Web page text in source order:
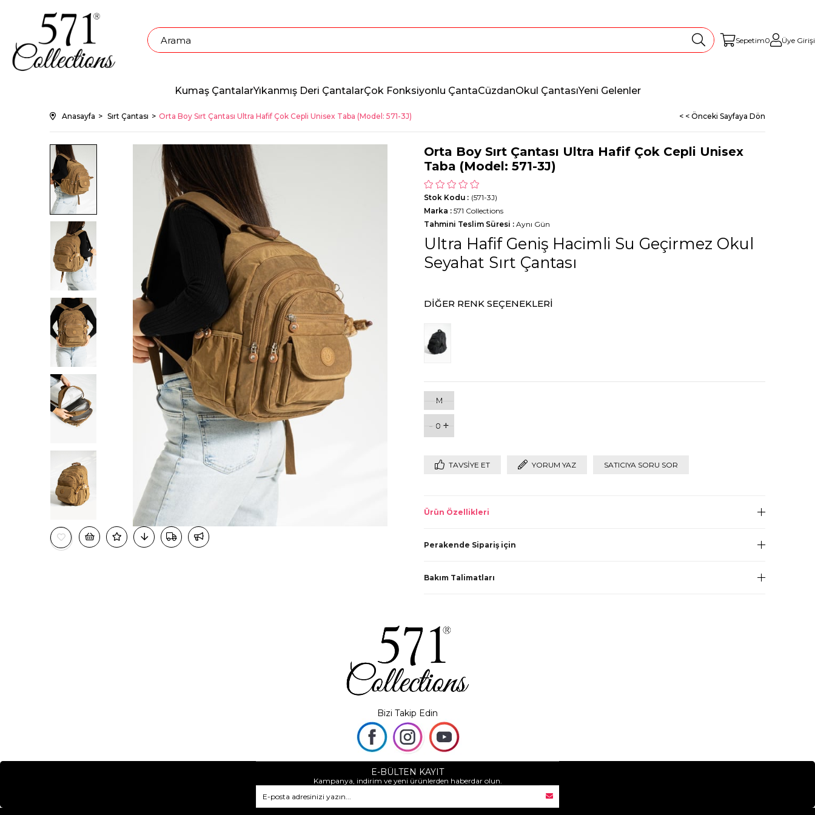
Sepetim0 Üye Girişi
Kumaş ÇantalarYıkanmış Deri ÇantalarÇok Fonksiyonlu ÇantaCüzdanOkul ÇantasıYeni Gelenler
Anasayfa Sırt Çantası Orta Boy Sırt Çantası Ultra Hafif Çok Cepli Unisex Taba (Model: 571-3J) < < Önceki Sayfaya Dön
Orta Boy Sırt Çantası Ultra Hafif Çok Cepli Unisex
Taba (Model: 571-3J)
(571-3J)
Stok Kodu
Marka : 571 Collections
Tahmini Teslim Süresi : Aynı Gün
Ultra Hafif Geniş Hacimli Su Geçirmez Okul
Seyahat Sırt Çantası
DIĞER RENK SEÇENEKLERI
M
- 0 +
TAVSIYE ET YORUM YAZ SATICIYA SORU SOR
Ürün Özellikleri
Perakende Sipariş için
Bakım Talimatları
Bizi Takip Edin
E-BÜLTEN KAYIT
Kampanya, indirim ve yeni ürünlerden haberdar olun.